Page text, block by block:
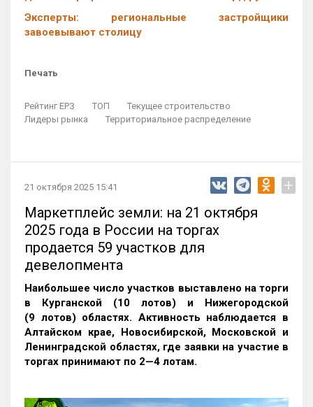
Эксперты: региональные застройщики
завоевывают столицу
Печать
Рейтинг ЕРЗ ТОП
Текущее строительство
Лидеры рынка
Территориальное распределение
21 октября 2025 15:41 +
Маркетплейс земли: на 21 октября
2025 года в России на торгах
продается 59 участков для
девелопмента
Наибольшее число участков выставлено на торги
в Курганской (10 лотов) и Нижегородской
(9 лотов) областях. Активность наблюдается в
Алтайском крае, Новосибирской, Московской и
Ленинградской областях, где заявки на участие в
торгах принимают по 2—4 лотам.